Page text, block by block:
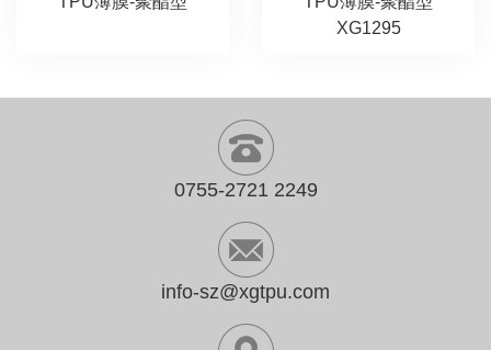
XG1295
0755-2721 2249
info-sz@xgtpu.com